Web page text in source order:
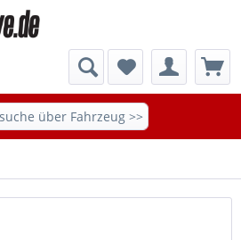
über Fahrzeug >>